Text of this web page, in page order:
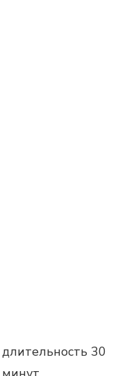
длительность 30